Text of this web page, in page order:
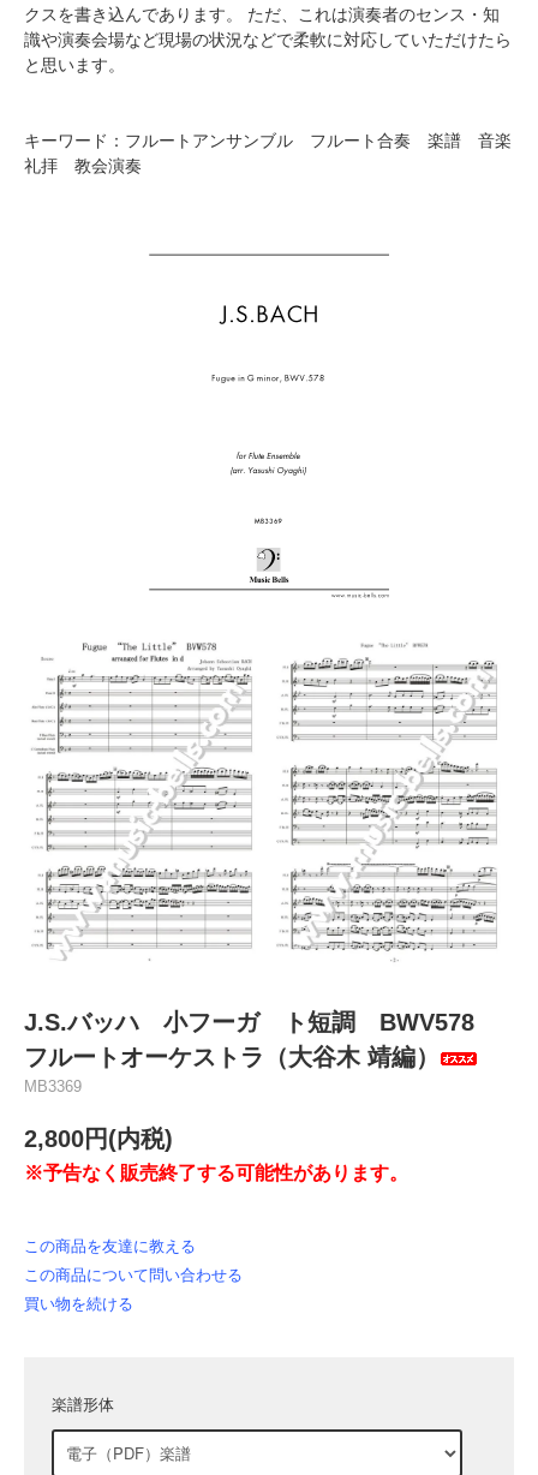
クスを書き込んであります。 ただ、これは演奏者のセンス・知
識や演奏会場など現場の状況などで柔軟に対応していただけたら
と思います。
キーワード：フルートアンサンブル フルート合奏 楽譜 音楽
礼拝 教会演奏
J.S.バッハ 小フーガ ト短調 BWV578
フルートオーケストラ（大谷木 靖編）
MB3369
2,800円(内税)
※予告なく販売終了する可能性があります。
この商品を友達に教える
この商品について問い合わせる
買い物を続ける
楽譜形体